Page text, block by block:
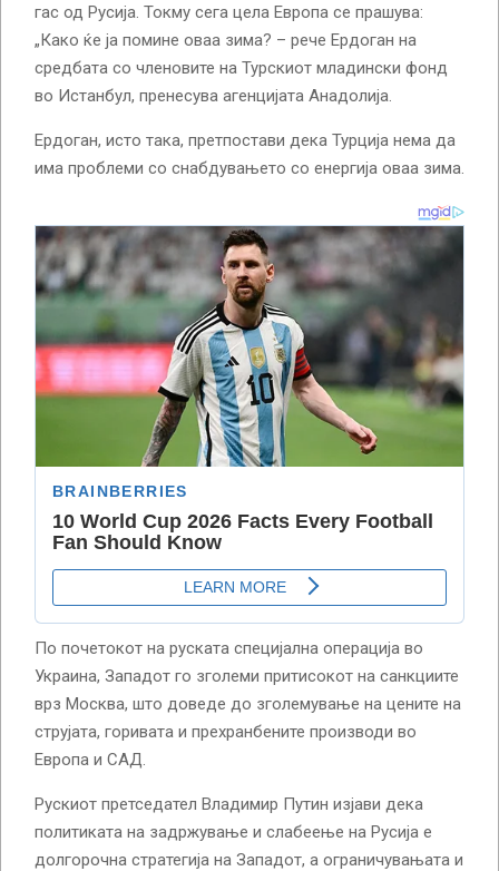
гас од Русија. Токму сега цела Европа се прашува:
„Како ќе ја помине оваа зима? – рече Ердоган на
средбата со членовите на Турскиот младински фонд
во Истанбул, пренесува агенцијата Анадолија.
Ердоган, исто така, претпостави дека Турција нема да
има проблеми со снабдувањето со енергија оваа зима.
По почетокот на руската специјална операција во
Украина, Западот го зголеми притисокот на санкциите
врз Москва, што доведе до зголемување на цените на
струјата, горивата и прехранбените производи во
Европа и САД.
Рускиот претседател Владимир Путин изјави дека
политиката на задржување и слабеење на Русија е
долгорочна стратегија на Западот, а ограничувањата и